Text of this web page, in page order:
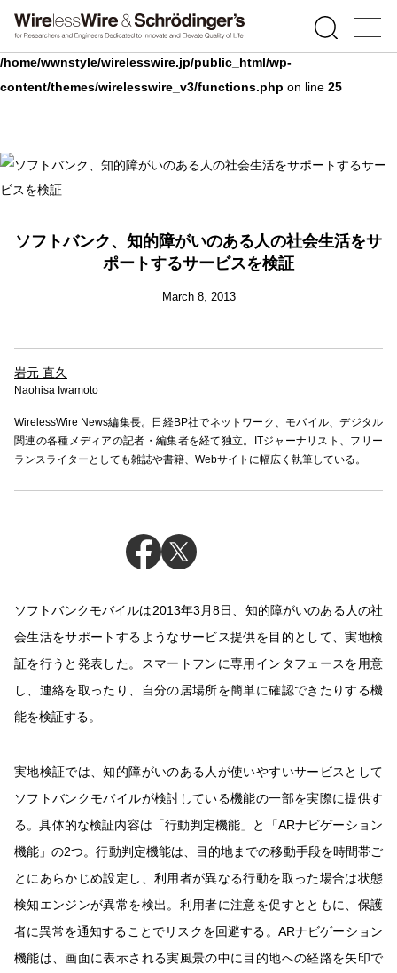
Warning: Undefined array key 0 in
/home/wwnstyle/wirelesswire.jp/public_html/wp-
content/themes/wirelesswire_v3/functions.php on line 25
ソフトバンク、知的障がいのある人の社会生活をサ
ポートするサービスを検証
March 8, 2013
岩元 直久
Naohisa Iwamoto
WirelessWire News編集長。日経BP社でネットワーク、モバイル、デジタル
関連の各種メディアの記者・編集者を経て独立。ITジャーナリスト、フリー
ランスライターとしても雑誌や書籍、Webサイトに幅広く執筆している。
ソフトバンクモバイルは2013年3月8日、知的障がいのある人の社
会生活をサポートするようなサービス提供を目的として、実地検
証を行うと発表した。スマートフンに専用インタフェースを用意
し、連絡を取ったり、自分の居場所を簡単に確認できたりする機
能を検証する。
実地検証では、知的障がいのある人が使いやすいサービスとして
ソフトバンクモバイルが検討している機能の一部を実際に提供す
る。具体的な検証内容は「行動判定機能」と「ARナビゲーション
機能」の2つ。行動判定機能は、目的地までの移動手段を時間帯ご
とにあらかじめ設定し、利用者が異なる行動を取った場合は状態
検知エンジンが異常を検出。利用者に注意を促すとともに、保護
者に異常を通知することでリスクを回避する。ARナビゲーション
機能は、画面に表示される実風景の中に目的地への経路を矢印で